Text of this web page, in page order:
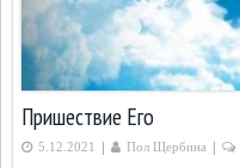
Пришествие Его
5.12.2021 | Пол Щербина |